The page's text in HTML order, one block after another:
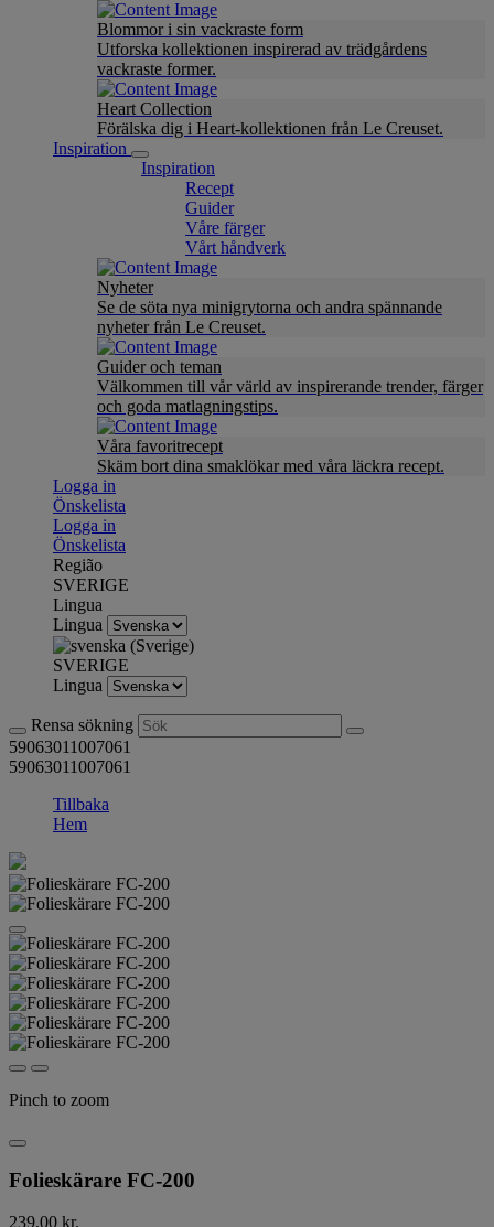
Blommor i sin vackraste form
Utforska kollektionen inspirerad av trädgårdens
vackraste former.
Heart Collection
Förälska dig i Heart-kollektionen från Le Creuset.
Inspiration
Inspiration
Recept
Guider
Våre färger
Vårt håndverk
Nyheter
Se de söta nya minigrytorna och andra spännande
nyheter från Le Creuset.
Guider och teman
Välkommen till vår värld av inspirerande trender, färger
och goda matlagningstips.
Våra favoritrecept
Skäm bort dina smaklökar med våra läckra recept.
Logga in
Önskelista
Logga in
Önskelista
Região
SVERIGE
Lingua
Lingua
SVERIGE
Lingua
Rensa sökning
59063011007061
59063011007061
Tillbaka
Hem
Pinch to zoom
Folieskärare FC-200
239,00 kr.